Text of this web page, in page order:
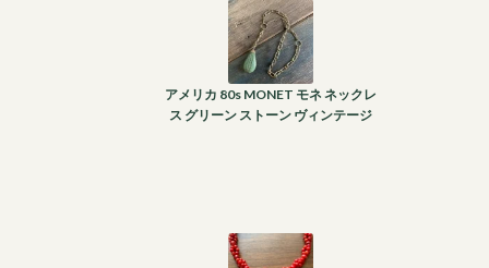
アメリカ 80s MONET モネ ネックレ
ス グリーン ストーン ヴィンテージ